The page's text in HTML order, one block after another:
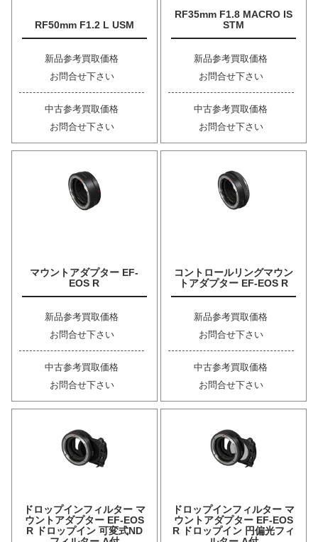
RF50mm F1.2 L USM
新品参考買取価格
お問合せ下さい
中古参考買取価格
お問合せ下さい
RF35mm F1.8 MACRO IS
STM
新品参考買取価格
お問合せ下さい
中古参考買取価格
お問合せ下さい
マウントアダプター EF-
EOS R
新品参考買取価格
お問合せ下さい
中古参考買取価格
お問合せ下さい
コントロールリングマウン
トアダプター EF-EOS R
新品参考買取価格
お問合せ下さい
中古参考買取価格
お問合せ下さい
ドロップインフィルター マ
ウントアダプター EF-EOS
R ドロップイン 可変式ND
ドロップインフィルター マ
ウントアダプター EF-EOS
R ドロップイン 円偏光フィ